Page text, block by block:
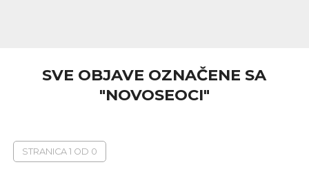
SVE OBJAVE OZNAČENE SA
"NOVOSEOCI"
STRANICA 1 OD 0